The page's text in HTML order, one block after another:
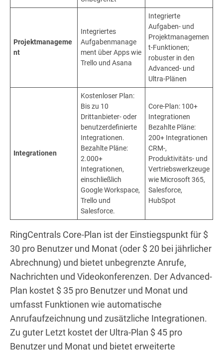
Projektmanageme
nt
Integriertes
Aufgabenmanage
ment über Apps wie
Trello und Asana
Integrierte
Aufgaben- und
Projektmanagemen
t-Funktionen;
robuster in den
Advanced- und
Ultra-Plänen
Integrationen
Kostenloser Plan:
Bis zu 10
Drittanbieter- oder
benutzerdefinierte
Integrationen.
Bezahlte Pläne:
2.000+
Integrationen,
einschließlich
Google Workspace,
Trello und
Salesforce.
Core-Plan: 100+
Integrationen
Bezahlte Pläne:
200+ Integrationen
CRM-,
Produktivitäts- und
Vertriebswerkzeuge
wie Microsoft 365,
Salesforce,
HubSpot
RingCentrals Core-Plan ist der Einstiegspunkt für $
30 pro Benutzer und Monat (oder $ 20 bei jährlicher
Abrechnung) und bietet unbegrenzte Anrufe,
Nachrichten und Videokonferenzen. Der Advanced-
Plan kostet $ 35 pro Benutzer und Monat und
umfasst Funktionen wie automatische
Anrufaufzeichnung und zusätzliche Integrationen.
Zu guter Letzt kostet der Ultra-Plan $ 45 pro
Benutzer und Monat und bietet erweiterte